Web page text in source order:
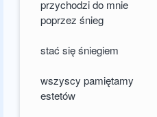
przychodzi do mnie
poprzez śnieg
stać się śniegiem
wszyscy pamiętamy
estetów